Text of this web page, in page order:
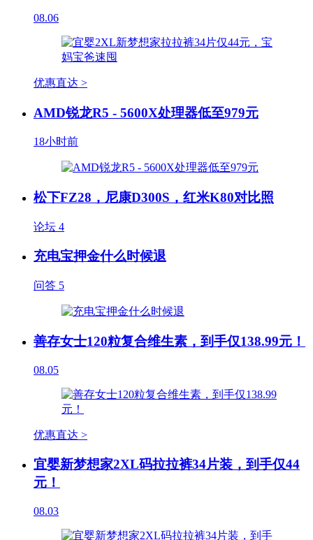
08.06
优惠直达 >
AMD锐龙R5 - 5600X处理器低至979元
18小时前
松下FZ28，尼康D300S，红米K80对比照
论坛 4
充电宝押金什么时候退
问答 5
善存女士120粒复合维生素，到手仅138.99元！
08.05
优惠直达 >
宜婴新梦想家2XL码拉拉裤34片装，到手仅44
元！
08.03